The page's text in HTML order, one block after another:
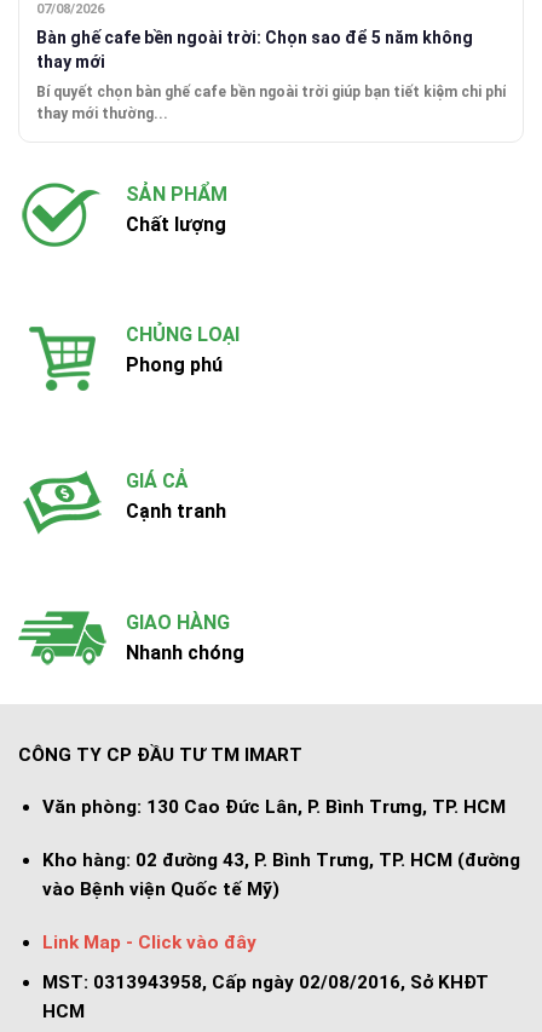
07/08/2026
Bàn ghế cafe bền ngoài trời: Chọn sao để 5 năm không
thay mới
Bí quyết chọn bàn ghế cafe bền ngoài trời giúp bạn tiết kiệm chi phí
thay mới thường...
SẢN PHẨM
Chất lượng
CHỦNG LOẠI
Phong phú
GIÁ CẢ
Cạnh tranh
GIAO HÀNG
Nhanh chóng
CÔNG TY CP ĐẦU TƯ TM IMART
Văn phòng: 130 Cao Đức Lân, P. Bình Trưng, TP. HCM
Kho hàng: 02 đường 43, P. Bình Trưng, TP. HCM (đường
vào Bệnh viện Quốc tế Mỹ)
Link Map - Click vào đây
MST: 0313943958, Cấp ngày 02/08/2016, Sở KHĐT
HCM